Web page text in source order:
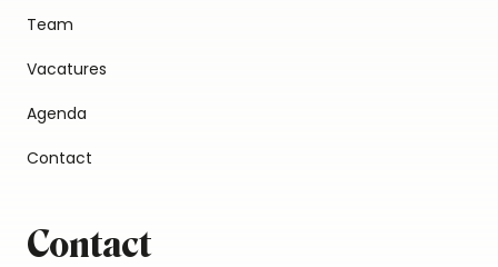
Team
Vacatures
Agenda
Contact
Contact